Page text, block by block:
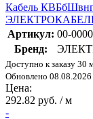
Кабель
ЭЛЕКТРОКАБЕЛЬ
Артикул: 00-
Бренд:
Доступно к заказу 30
Обновлено 08.08.2026
Цена:
292.82 руб. / м
-